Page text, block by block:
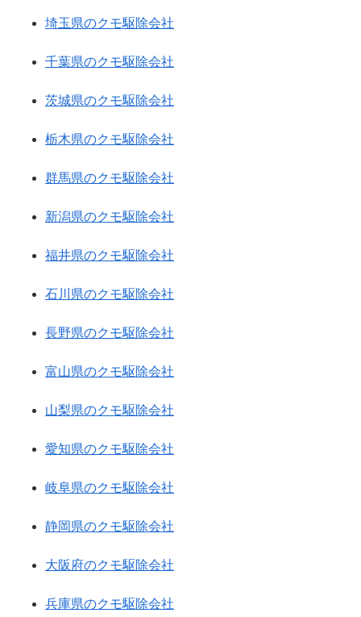
埼玉県のクモ駆除会社
千葉県のクモ駆除会社
茨城県のクモ駆除会社
栃木県のクモ駆除会社
群馬県のクモ駆除会社
新潟県のクモ駆除会社
福井県のクモ駆除会社
石川県のクモ駆除会社
長野県のクモ駆除会社
富山県のクモ駆除会社
山梨県のクモ駆除会社
愛知県のクモ駆除会社
岐阜県のクモ駆除会社
静岡県のクモ駆除会社
大阪府のクモ駆除会社
兵庫県のクモ駆除会社